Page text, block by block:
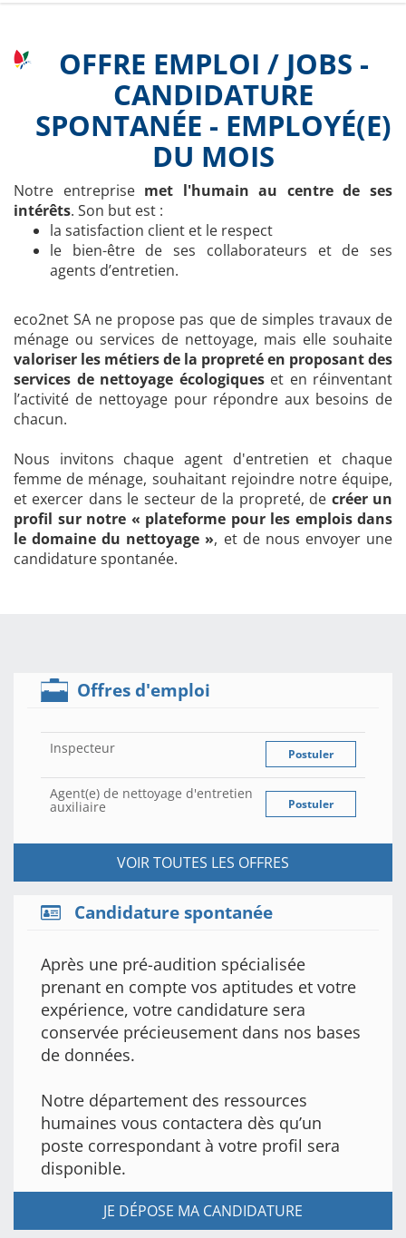
OFFRE EMPLOI / JOBS -
CANDIDATURE
SPONTANÉE - EMPLOYÉ(E)
DU MOIS
Notre entreprise met l'humain au centre de ses
intérêts. Son but est :
la satisfaction client et le respect
le bien-être de ses collaborateurs et de ses
agents d’entretien.
eco2net SA ne propose pas que de simples travaux de
ménage ou services de nettoyage, mais elle souhaite
valoriser les métiers de la propreté en proposant des
services de nettoyage écologiqueset en réinventant
l’activité de nettoyage pour répondre aux besoins de
chacun.
Nous invitons chaque agent d'entretien et chaque
femme de ménage, souhaitant rejoindre notre équipe,
et exercer dans le secteur de la propreté, de créer un
profil sur notre « plateforme pour les emplois dans
le domaine du nettoyage », et de nous envoyer une
candidature spontanée.
Offres d'emploi
Inspecteur Postuler
Agent(e) de nettoyage d'entretien
auxiliaire Postuler
VOIR TOUTES LES OFFRES
Candidature spontanée
Après une pré-audition spécialisée
prenant en compte vos aptitudes et votre
expérience, votre candidature sera
conservée précieusement dans nos bases
de données.
Notre département des ressources
humaines vous contactera dès qu’un
poste correspondant à votre profil sera
disponible.
JE DÉPOSE MA CANDIDATURE